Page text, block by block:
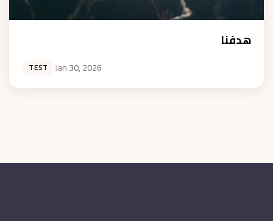
هدفنا
TEST Jan 30, 2026